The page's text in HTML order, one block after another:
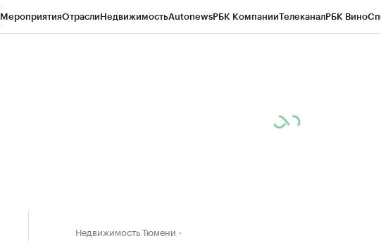
МероприятияОтраслиНедвижимостьAutonewsРБК КомпанииТелеканалРБК Вино
Недвижимость Тюмени